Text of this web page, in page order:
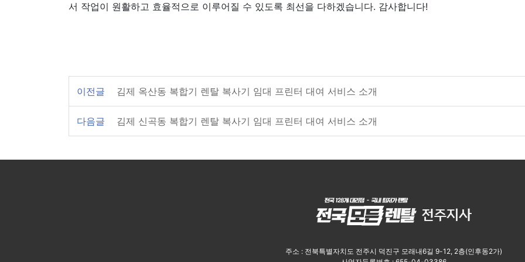
서 작업이 원활하고 효율적으로 이루어질 수 있도록 최선을 다하겠습니다. 감사합니다!
이전글 김제 옥산동 복합기 렌탈 복사기 임대 프린터 대여 서비스 소개
다음글 김제 신곡동 복합기 렌탈 복사기 임대 프린터 대여 서비스 소개
주소 : 전북특별자치도 전주시 덕진구 모래내6길 9-12, 2층(인후동2가)